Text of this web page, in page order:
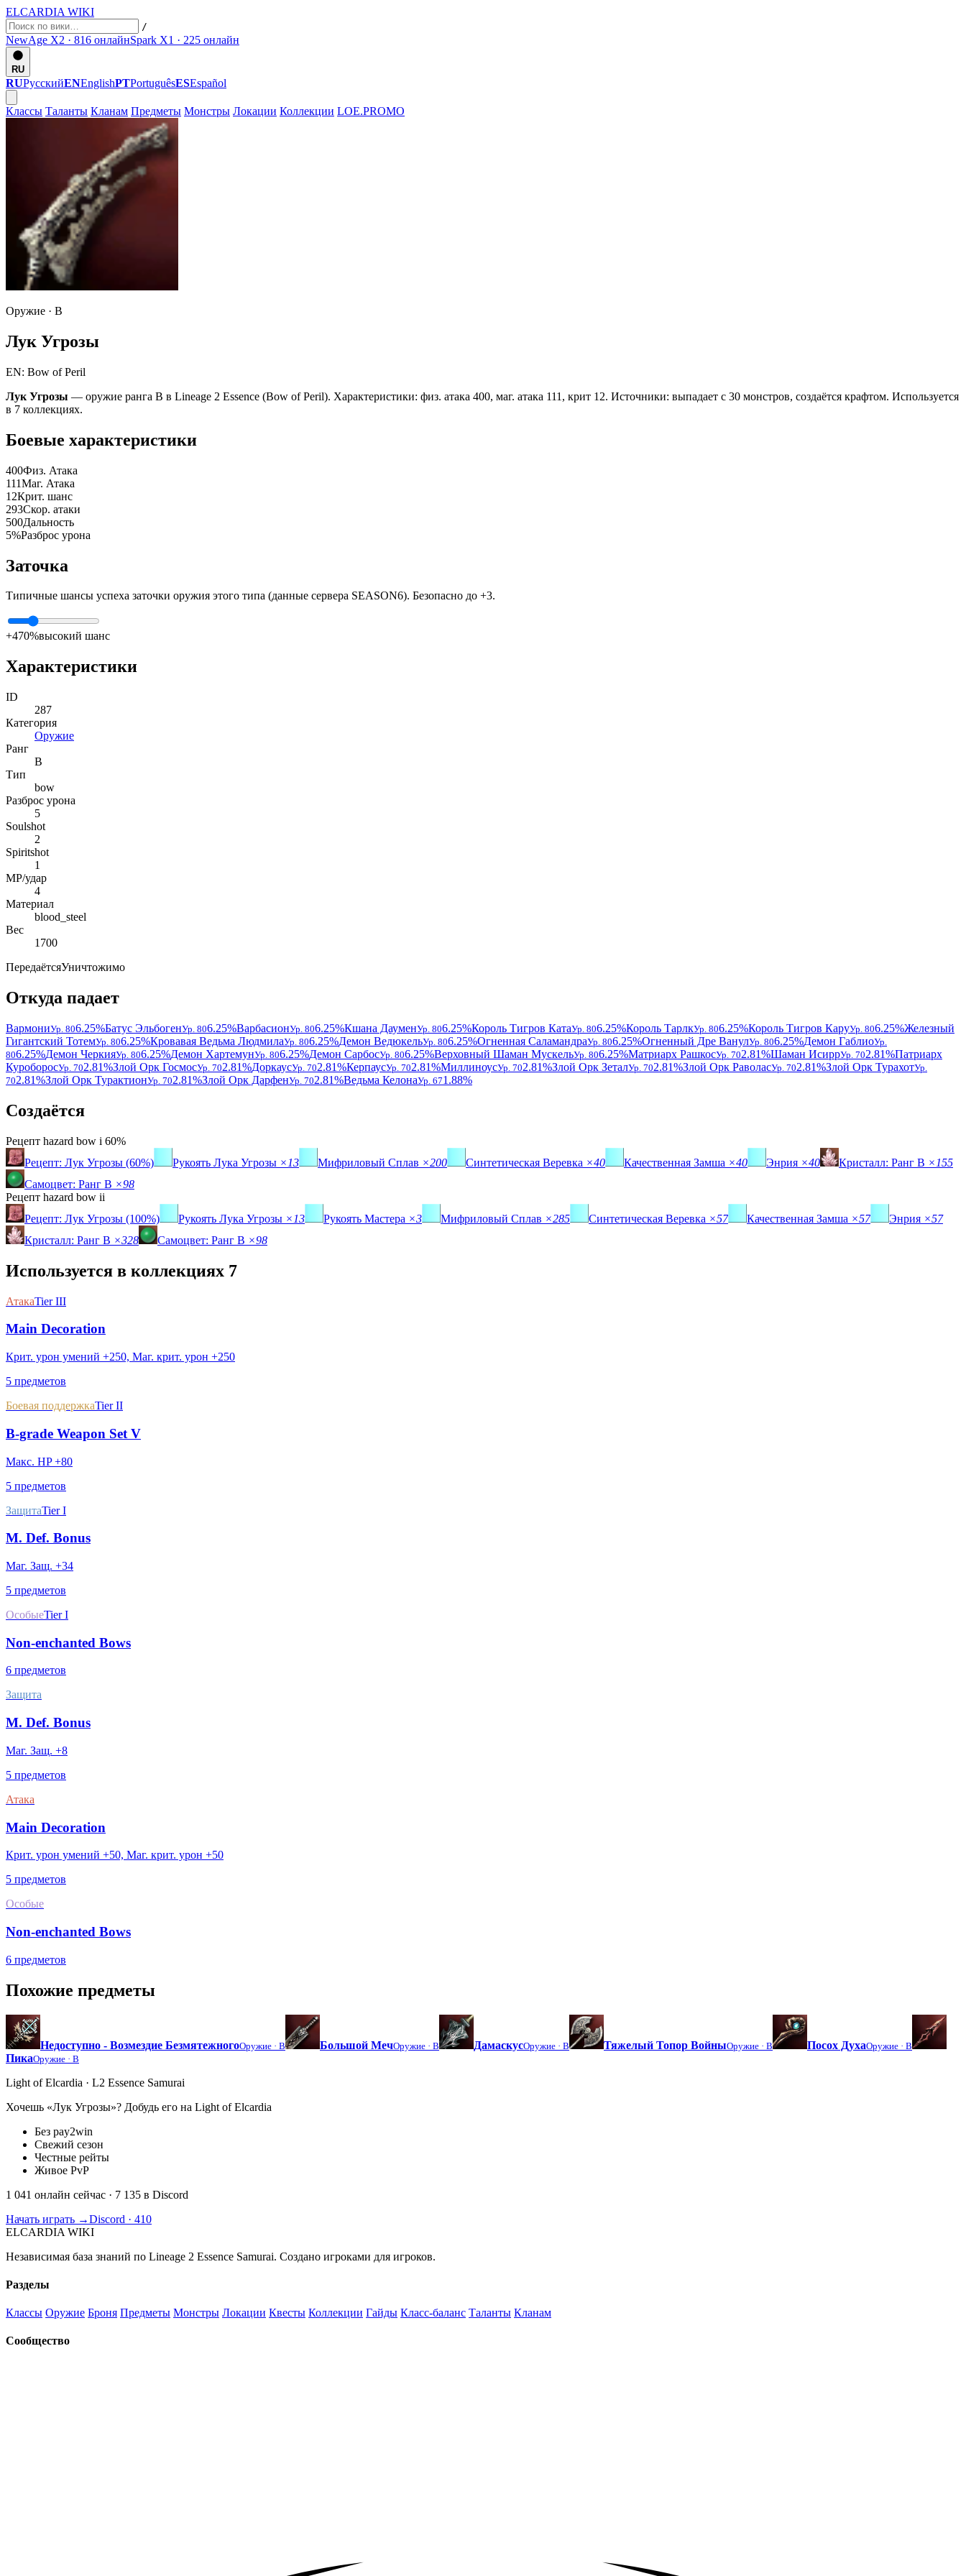
ELCARDIA WIKI
/
NewAge X2 · 816 онлайнSpark X1 · 225 онлайн
RU
RUРусскийENEnglishPTPortuguêsESEspañol
Классы Таланты Кланам Предметы Монстры Локации Коллекции LOE.PROMO
Оружие · B
Лук Угрозы
EN: Bow of Peril
Лук Угрозы — оружие ранга B в Lineage 2 Essence (Bow of Peril). Характеристики: физ. атака 400, маг. атака 111, крит 12. Источники: выпадает с 30 монстров, создаётся крафтом. Используется
в 7 коллекциях.
Боевые характеристики
400Физ. Атака
111Маг. Атака
12Крит. шанс
293Скор. атаки
500Дальность
5%Разброс урона
Заточка
Типичные шансы успеха заточки оружия этого типа (данные сервера SEASON6). Безопасно до +3.
+470%высокий шанс
Характеристики
ID
287
Категория
Оружие
Ранг
B
Тип
bow
Разброс урона
5
Soulshot
2
Spiritshot
1
MP/удар
4
Материал
blood_steel
Вес
1700
ПередаётсяУничтожимо
Откуда падает
ВармониУр. 806.25%Батус ЭльбогенУр. 806.25%ВарбасионУр. 806.25%Кшана ДауменУр. 806.25%Король Тигров КатаУр. 806.25%Король ТарлкУр. 806.25%Король Тигров КаруУр. 806.25%Железный
Гигантский ТотемУр. 806.25%Кровавая Ведьма ЛюдмилаУр. 806.25%Демон ВедюкельУр. 806.25%Огненная СаламандраУр. 806.25%Огненный Дре ВанулУр. 806.25%Демон ГаблиоУр.
806.25%Демон ЧеркияУр. 806.25%Демон ХартемунУр. 806.25%Демон СарбосУр. 806.25%Верховный Шаман МускельУр. 806.25%Матриарх РашкосУр. 702.81%Шаман ИсиррУр. 702.81%Патриарх
КуроборосУр. 702.81%Злой Орк ГосмосУр. 702.81%ДоркаусУр. 702.81%КерпаусУр. 702.81%МиллиноусУр. 702.81%Злой Орк ЗеталУр. 702.81%Злой Орк РаволасУр. 702.81%Злой Орк ТурахотУр.
702.81%Злой Орк ТурактионУр. 702.81%Злой Орк ДарфенУр. 702.81%Ведьма КелонаУр. 671.88%
Создаётся
Рецепт hazard bow i 60%
Рецепт: Лук Угрозы (60%)
Рукоять Лука Угрозы ×13 Мифриловый Сплав ×200 Синтетическая Веревка ×40 Качественная Замша ×40 Энрия ×40 Кристалл: Ранг B ×155
Самоцвет: Ранг B ×98
Рецепт hazard bow ii
Рецепт: Лук Угрозы (100%)
Рукоять Лука Угрозы ×13 Рукоять Мастера ×3 Мифриловый Сплав ×285 Синтетическая Веревка ×57 Качественная Замша ×57 Энрия ×57
Кристалл: Ранг B ×328 Самоцвет: Ранг B ×98
Используется в коллекциях 7
АтакаTier III
Main Decoration
Крит. урон умений +250, Маг. крит. урон +250
5 предметов
Боевая поддержкаTier II
B-grade Weapon Set V
Макс. HP +80
5 предметов
ЗащитаTier I
M. Def. Bonus
Маг. Защ. +34
5 предметов
ОсобыеTier I
Non-enchanted Bows
6 предметов
Защита
M. Def. Bonus
Маг. Защ. +8
5 предметов
Атака
Main Decoration
Крит. урон умений +50, Маг. крит. урон +50
5 предметов
Особые
Non-enchanted Bows
6 предметов
Похожие предметы
Недоступно - Возмездие БезмятежногоОружие · B Большой МечОружие · B ДамаскусОружие · B Тяжелый Топор ВойныОружие · B Посох ДухаОружие · B
ПикаОружие · B
Light of Elcardia · L2 Essence Samurai
Хочешь «Лук Угрозы»? Добудь его на Light of Elcardia
Без pay2win
Свежий сезон
Честные рейты
Живое PvP
1 041 онлайн сейчас · 7 135 в Discord
Начать играть →Discord · 410
ELCARDIA WIKI
Независимая база знаний по Lineage 2 Essence Samurai. Создано игроками для игроков.
Разделы
Классы Оружие Броня Предметы Монстры Локации Квесты Коллекции Гайды Класс-баланс Таланты Кланам
Сообщество